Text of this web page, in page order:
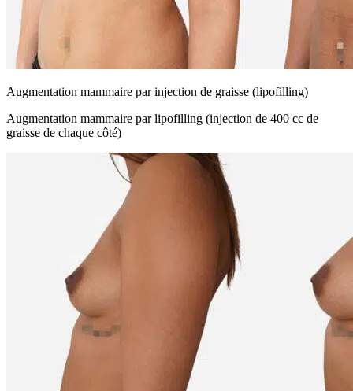
Augmentation mammaire par injection de graisse (lipofilling)
Augmentation mammaire par lipofilling (injection de 400 cc de
graisse de chaque côté)